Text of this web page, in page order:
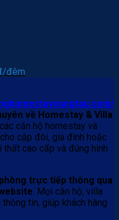
đêm
là:
2.100.000 vnđ/
đêm.
về Homestay & Villa
căn hộ homestay và
cặp đôi, gia đình hoặc
cao cấp và đúng hình
trực tiếp thông qua
. Mọi căn hộ, villa
tin, giúp khách hàng